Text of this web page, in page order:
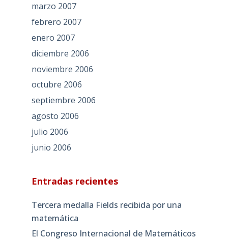
marzo 2007
febrero 2007
enero 2007
diciembre 2006
noviembre 2006
octubre 2006
septiembre 2006
agosto 2006
julio 2006
junio 2006
Entradas recientes
Tercera medalla Fields recibida por una
matemática
El Congreso Internacional de Matemáticos